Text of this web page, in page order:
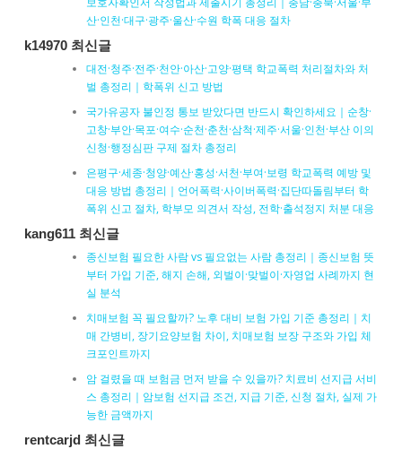
산·인천·대구·광주·울산·수원 학폭 대응 절차
k14970 최신글
대전·청주·전주·천안·아산·고양·평택 학교폭력 처리절차와 처
벌 총정리｜학폭위 신고 방법
국가유공자 불인정 통보 받았다면 반드시 확인하세요｜순창·
고창·부안·목포·여수·순천·춘천·삼척·제주·서울·인천·부산 이의
신청·행정심판 구제 절차 총정리
은평구·세종·청양·예산·홍성·서천·부여·보령 학교폭력 예방 및
대응 방법 총정리｜언어폭력·사이버폭력·집단따돌림부터 학
폭위 신고 절차, 학부모 의견서 작성, 전학·출석정지 처분 대응
kang611 최신글
종신보험 필요한 사람 vs 필요없는 사람 총정리｜종신보험 뜻
부터 가입 기준, 해지 손해, 외벌이·맞벌이·자영업 사례까지 현
실 분석
치매보험 꼭 필요할까? 노후 대비 보험 가입 기준 총정리｜치
매 간병비, 장기요양보험 차이, 치매보험 보장 구조와 가입 체
크포인트까지
암 걸렸을 때 보험금 먼저 받을 수 있을까? 치료비 선지급 서비
스 총정리｜암보험 선지급 조건, 지급 기준, 신청 절차, 실제 가
능한 금액까지
rentcarjd 최신글